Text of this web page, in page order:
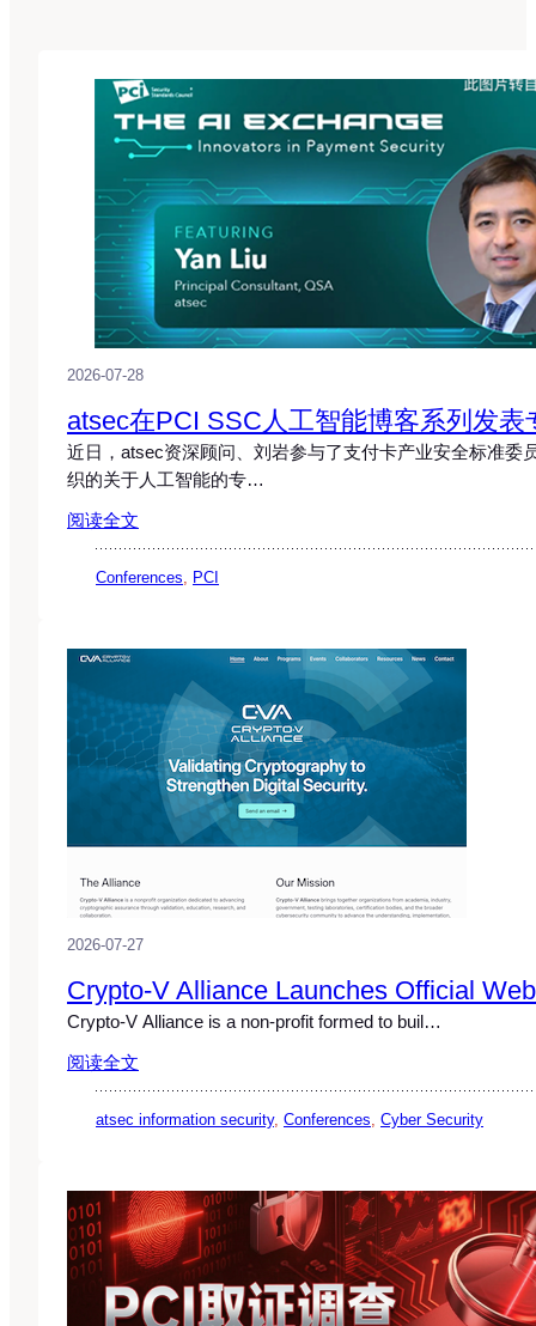
2026-07-28
atsec在PCI SSC人工智能博客系列发表
近日，atsec资深顾问、刘岩参与了支付卡产业安全标准委
织的关于人工智能的专…
阅读全文
Conferences PCI
2026-07-27
Crypto-V Alliance Launches Official
Crypto-V Alliance is a non-profit formed to buil…
阅读全文
atsec information security, Conferences Cyber Security